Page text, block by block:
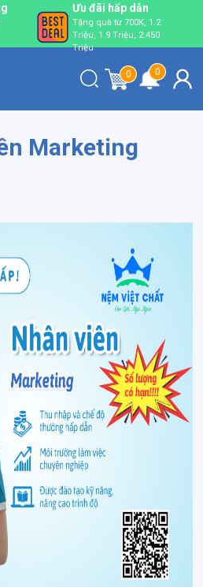
Ưu đãi hấp dẫn
Tặng quà từ 700K, 1.2
Triệu, 1.9 Triệu, 2.450
Triệu
0 0
Marketing